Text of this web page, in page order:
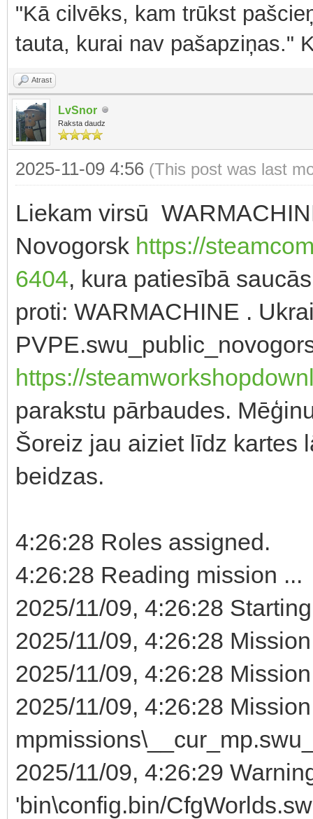
"Kā cilvēks, kam trūkst
tauta, kurai nav pašapziņas."
Atrast
LvSnor
Raksta daudz
2025-11-09 4:56 (This post was last
Liekam virsū
Novogorsk https://
6404, kura patiesībā
proti: WARMACHINE .
https://
parakstu pārbaudes.
Šoreiz jau aiziet līdz kartes
beidzas.
4:26:28 Roles assigned.
4:26:28 Reading mission ...
2025/11/09, 4:26:28
2025/11/09, 4:26:28
2025/11/09, 4:26:28
2025/11/09, 4:26:28
2025/11/09, 4:26:29
'bin\config.bin/